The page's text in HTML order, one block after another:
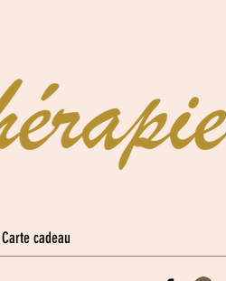
Carte cadeau